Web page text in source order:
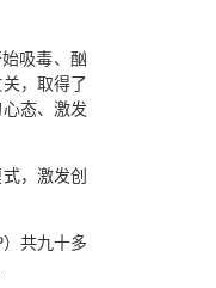
吸毒、酗
，取得了
态、激发
，激发创
共九十多